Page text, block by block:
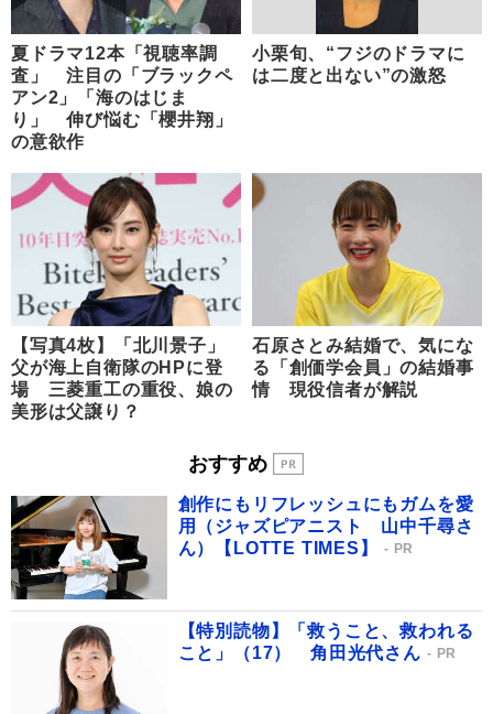
夏ドラマ12本「視聴率調
査」 注目の「ブラックペ
アン2」「海のはじま
り」 伸び悩む「櫻井翔」
の意欲作
小栗旬、“フジのドラマに
は二度と出ない”の激怒
【写真4枚】「北川景子」
父が海上自衛隊のHPに登
場 三菱重工の重役、娘の
美形は父譲り？
石原さとみ結婚で、気にな
る「創価学会員」の結婚事
情 現役信者が解説
おすすめ
創作にもリフレッシュにもガムを愛
用（ジャズピアニスト 山中千尋さ
ん）【LOTTE TIMES】
PR
【特別読物】「救うこと、救われる
こと」（17） 角田光代さん
PR